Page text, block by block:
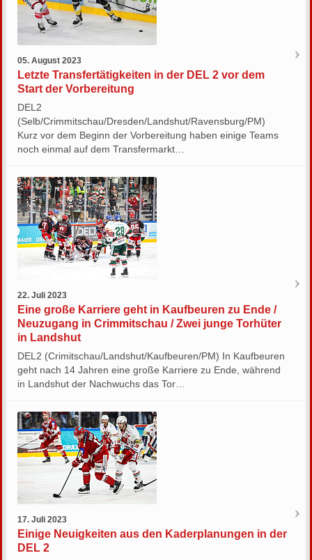
05. August 2023
Letzte Transfertätigkeiten in der DEL 2 vor dem
Start der Vorbereitung
DEL2
(Selb/Crimmitschau/Dresden/Landshut/Ravensburg/PM)
Kurz vor dem Beginn der Vorbereitung haben einige Teams
noch einmal auf dem Transfermarkt…
22. Juli 2023
Eine große Karriere geht in Kaufbeuren zu Ende /
Neuzugang in Crimmitschau / Zwei junge Torhüter
in Landshut
DEL2 (Crimitschau/Landshut/Kaufbeuren/PM) In Kaufbeuren
geht nach 14 Jahren eine große Karriere zu Ende, während
in Landshut der Nachwuchs das Tor…
17. Juli 2023
Einige Neuigkeiten aus den Kaderplanungen in der
DEL 2